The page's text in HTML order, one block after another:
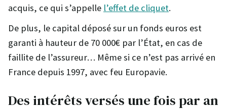
acquis, ce qui s’appelle l’effet de cliquet.
De plus, le capital déposé sur un fonds euros est
garanti à hauteur de 70 000€ par l’État, en cas de
faillite de l’assureur… Même si ce n’est pas arrivé en
France depuis 1997, avec feu Europavie.
Des intérêts versés une fois par an